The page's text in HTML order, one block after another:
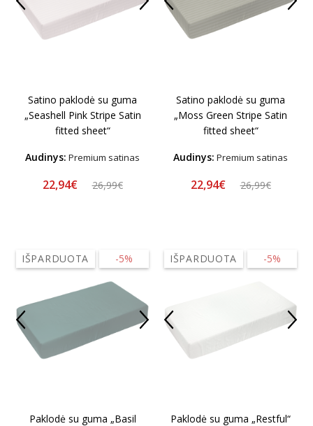
Satino paklodė su guma
„Seashell Pink Stripe Satin
fitted sheet“
Audinys: Premium satinas
22,94€ 26,99€
Satino paklodė su guma
„Moss Green Stripe Satin
fitted sheet“
Audinys: Premium satinas
22,94€ 26,99€
-5%
IŠPARDUOTA
Paklodė su guma „Basil
-5%
IŠPARDUOTA
Paklodė su guma „Restful“